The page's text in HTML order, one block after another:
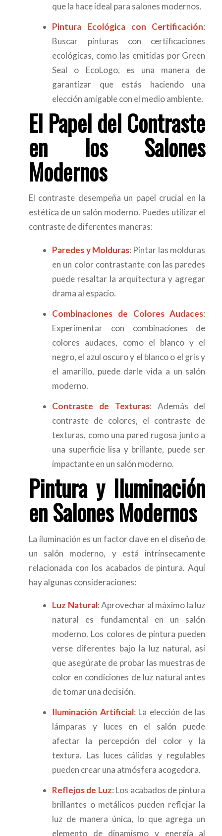
que la hace ideal para salones modernos.
Pintura Ecológica con Certificación:
Buscar pinturas con certificaciones
ecológicas, como las emitidas por Green
Seal o EcoLogo, es una manera de
garantizar que estás haciendo una
elección amigable con el medio ambiente.
El Papel del Contraste
en los Salones
Modernos
El contraste desempeña un papel crucial en la
estética de un salón moderno. Puedes utilizar el
contraste de diferentes maneras:
Paredes y Molduras: Pintar las molduras
en un color contrastante con las paredes
puede resaltar la arquitectura y agregar
drama al espacio.
Combinaciones de Colores Audaces:
Experimentar con combinaciones de
colores audaces, como el blanco y el
negro, el azul oscuro y el blanco o el gris y
el amarillo, puede darle vida a un salón
moderno.
Contraste de Texturas: Además del
contraste de colores, el contraste de
texturas, como una pared rugosa junto a
una superficie lisa y brillante, puede ser
impactante en un salón moderno.
Pintura y Iluminación
en Salones Modernos
La iluminación es un factor clave en el diseño de
un salón moderno, y está intrínsecamente
relacionada con los acabados de pintura. Aquí
hay algunas consideraciones:
Luz Natural: Aprovechar al máximo la luz
natural es fundamental en un salón
moderno. Los colores de pintura pueden
verse diferentes bajo la luz natural, así
que asegúrate de probar las muestras de
color en condiciones de luz natural antes
de tomar una decisión.
Iluminación Artificial: La elección de las
lámparas y luces en el salón puede
afectar la percepción del color y la
textura. Las luces cálidas y regulables
pueden crear una atmósfera acogedora.
Reflejos de Luz: Los acabados de pintura
brillantes o metálicos pueden reflejar la
luz de manera única, lo que agrega un
elemento de dinamismo y energía al